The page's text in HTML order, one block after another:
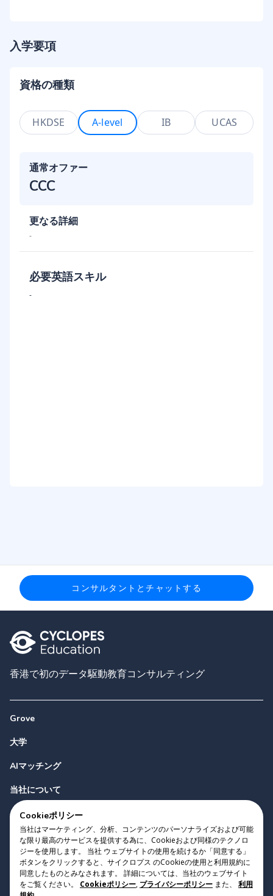
入学要項
資格の種類
HKDSE A-level IB UCAS
通常オファー
CCC
更なる詳細
-
必要英語スキル
-
コンサルタントとチャットする
香港で初のデータ駆動教育コンサルティング
Grove
大学
AIマッチング
当社について
お問い合わせ
Copyright 2023 Cyclopes® • v0.31.0
Cookieポリシー
当社はマーケティング、分析、コンテンツのパーソナライズおよび可能
な限り最高のサービスを提供する為に、Cookieおよび同様のテクノロ
ジーを使用します。 当社 ウェブサイトの使用を続けるか「同意する」
ボタンをクリックすると、サイクロプス のCookieの使用と利用規約に
同意したものとみなされます。 詳細については、当社のウェブサイト
をご覧ください。
Cookieポリシー, プライバシーポリシー また、
利用